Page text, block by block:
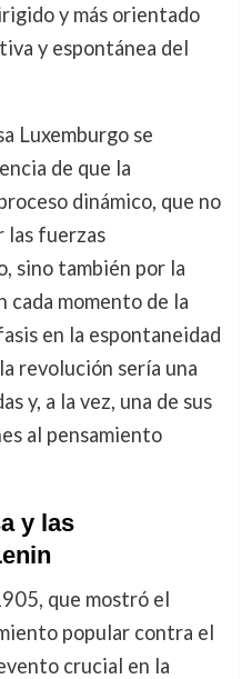
y más orientado
y espontánea del
Luxemburgo se
de que la
dinámico, que no
las fuerzas
sino también por la
cada momento de la
en la espontaneidad
revolución sería una
y, a la vez, una de sus
al pensamiento
y las
que mostró el
popular contra el
crucial en la